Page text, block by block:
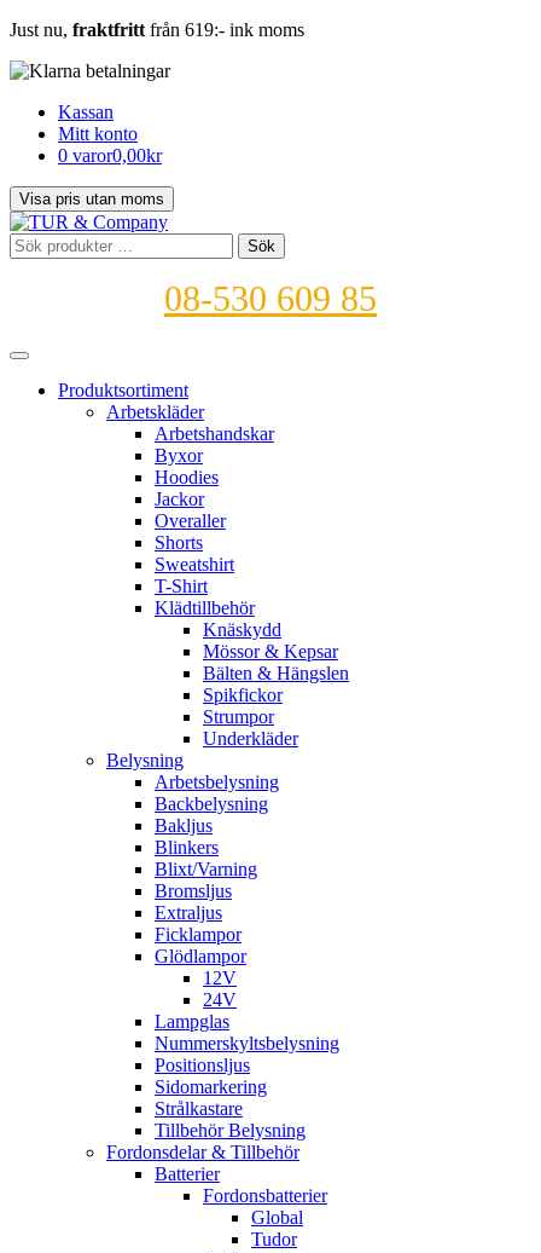
Just nu, fraktfritt från 619:- ink moms
Kassan
Mitt konto
0 varor0,00kr
Sök
efter:
Sök
08-530 609 85
Produktsortiment
Arbetskläder
Arbetshandskar
Byxor
Hoodies
Jackor
Overaller
Shorts
Sweatshirt
T-Shirt
Klädtillbehör
Knäskydd
Mössor & Kepsar
Bälten & Hängslen
Spikfickor
Strumpor
Underkläder
Belysning
Arbetsbelysning
Backbelysning
Bakljus
Blinkers
Blixt/Varning
Bromsljus
Extraljus
Ficklampor
Glödlampor
12V
24V
Lampglas
Nummerskyltsbelysning
Positionsljus
Sidomarkering
Strålkastare
Tillbehör Belysning
Fordonsdelar & Tillbehör
Batterier
Fordonsbatterier
Global
Tudor